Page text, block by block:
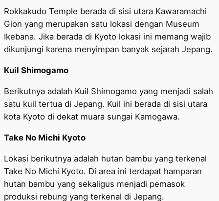
Rokkakudo Temple berada di sisi utara Kawaramachi
Gion yang merupakan satu lokasi dengan Museum
Ikebana. Jika berada di Kyoto lokasi ini memang wajib
dikunjungi karena menyimpan banyak sejarah Jepang.
Kuil Shimogamo
Berikutnya adalah Kuil Shimogamo yang menjadi salah
satu kuil tertua di Jepang. Kuil ini berada di sisi utara
kota Kyoto di dekat muara sungai Kamogawa.
Take No Michi Kyoto
Lokasi berikutnya adalah hutan bambu yang terkenal
Take No Michi Kyoto. Di area ini terdapat hamparan
hutan bambu yang sekaligus menjadi pemasok
produksi rebung yang terkenal di Jepang.